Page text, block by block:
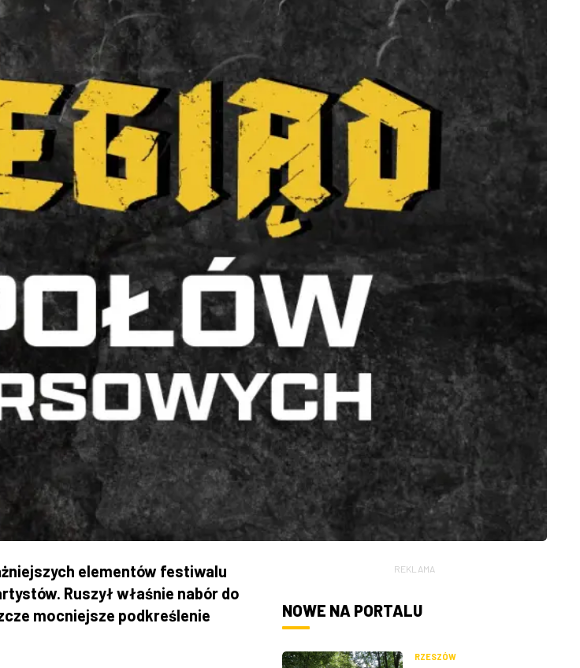
elementów festiwalu
Ruszył właśnie nabór do
mocniejsze podkreślenie
REKLAMA
NOWE NA PORTALU
RZESZÓW